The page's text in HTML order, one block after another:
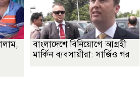
বাংলাদেশে বিনিয়োগে আগ্রহী
মার্কিন ব্যবসায়ীরা: সার্জিও গর